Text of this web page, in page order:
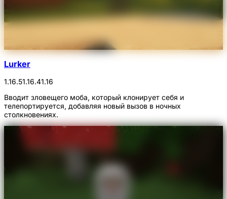
Lurker
1.16.51.16.41.16
Вводит зловещего моба, который клонирует себя и
телепортируется, добавляя новый вызов в ночных
столкновениях.